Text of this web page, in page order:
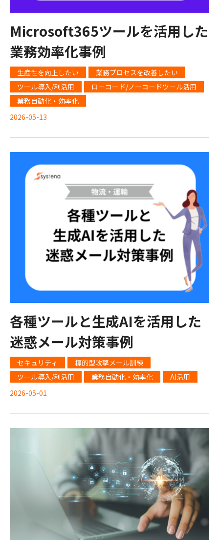
Microsoft365ツールを活用した
業務効率化事例
生産性を向上したい
業務プロセスを改善したい
ツール導入/利活用
ローコード/ノーコードツール活用
業務自動化・効率化
2026-05-13
各種ツールと生成AIを活用した
迷惑メール対策事例
セキュリティ
標的型攻撃メール訓練
ツール導入/利活用
業務自動化・効率化
AI活用
2026-05-01